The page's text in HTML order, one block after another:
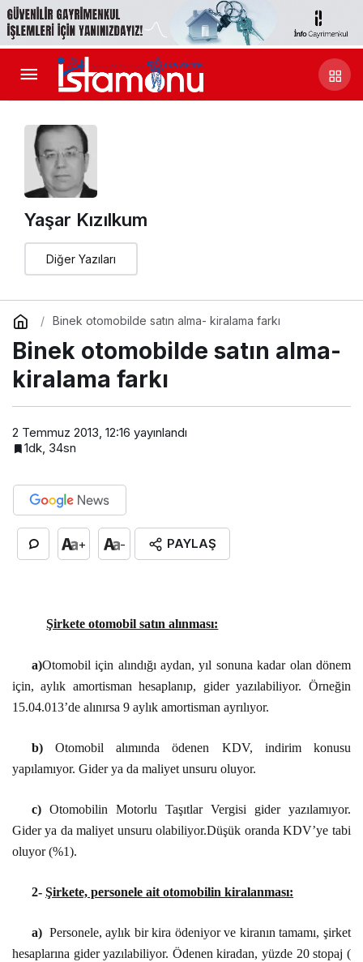
Yaşar Kızılkum
Diğer Yazıları
Binek otomobilde satın alma- kiralama farkı
Binek otomobilde satın alma-
kiralama farkı
2 Temmuz 2013, 12:16 yayınlandı
1dk, 34sn
+ - PAYLAŞ
Şirkete otomobil satın alınması:
a)Otomobil için alındığı aydan, yıl sonuna kadar olan dönem
için, aylık amortisman hesaplanıp, gider yazılabiliyor. Örneğin
15.04.013’de alınırsa 9 aylık amortisman ayrılıyor.
b) Otomobil alımında ödenen KDV, indirim konusu
yapılamıyor. Gider ya da maliyet unsuru oluyor.
c) Otomobilin Motorlu Taşıtlar Vergisi gider yazılamıyor.
Gider ya da maliyet unsuru olabiliyor.Düşük oranda KDV’ye tabi
oluyor (%1).
2-Şirkete, personele ait otomobilin kiralanması:
a) Personele, aylık bir kira ödeniyor ve kiranın tamamı, şirket
hesaplarına gider yazılabiliyor. Ödenen kiradan, yüzde 20 stopaj (